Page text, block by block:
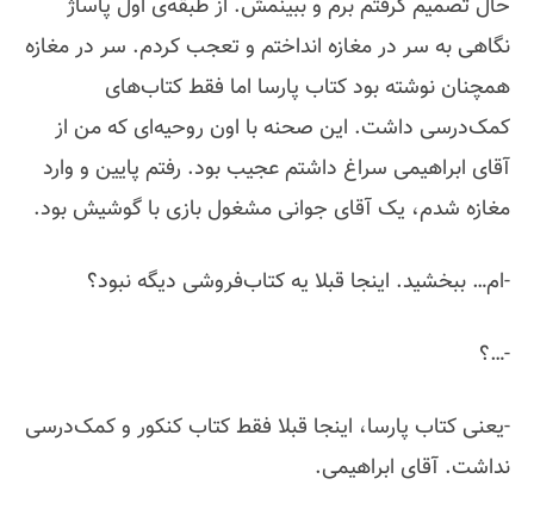
حال تصمیم گرفتم برم و ببینمش. از طبقه‌ی اول پاساژ
نگاهی به سر در مغازه انداختم و تعجب کردم. سر در مغازه
همچنان نوشته بود کتاب پارسا اما فقط کتاب‌های
کمک‌درسی داشت. این صحنه با اون روحیه‌ای که من از
آقای ابراهیمی سراغ داشتم عجیب بود. رفتم پایین و وارد
مغازه شدم، یک آقای جوانی مشغول بازی با گوشیش بود.
-ام… ببخشید. اینجا قبلا یه کتاب‌فروشی‌ دیگه نبود؟
-…؟
-یعنی کتاب پارسا، اینجا قبلا فقط کتاب کنکور و کمک‌درسی
نداشت. آقای ابراهیمی.